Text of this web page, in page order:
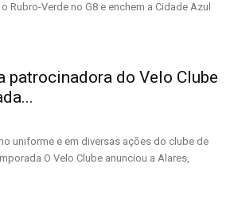
Rubro-Verde no G8 e enchem a Cidade Azul
patrocinadora do Velo Clube
uniforme e em diversas ações do clube de
O Velo Clube anunciou a Alares,